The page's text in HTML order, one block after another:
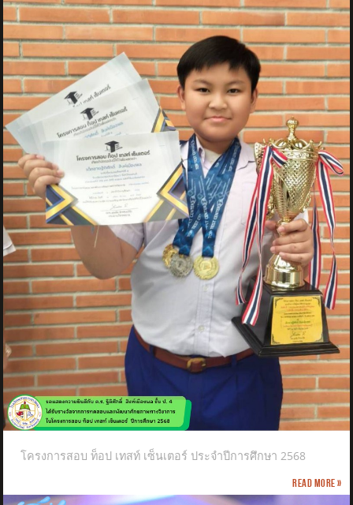
โครงการสอบ ท็อป เทสท์ เซ็นเตอร์ ประจำปีการศึกษา 2568
Read more »